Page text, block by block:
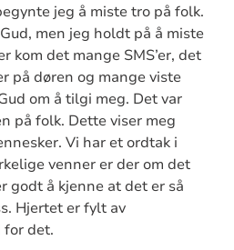
jeg å miste tro på folk.
men jeg holdt på å miste
kom det mange SMS’er, det
på døren og mange viste
om å tilgi meg. Det var
på folk. Dette viser meg
Vi har et ordtak i
venner er der om det
godt å kjenne at det er så
Hjertet er fylt av
det.